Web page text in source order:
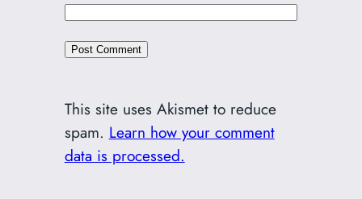
This site uses Akismet to reduce
spam. Learn how your comment
data is processed.